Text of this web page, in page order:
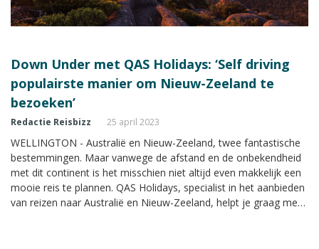
Down Under met QAS Holidays: ‘Self driving
populairste manier om Nieuw-Zeeland te
bezoeken’
Redactie Reisbizz 25 april 2023
WELLINGTON - Australië en Nieuw-Zeeland, twee fantastische
bestemmingen. Maar vanwege de afstand en de onbekendheid
met dit continent is het misschien niet altijd even makkelijk een
mooie reis te plannen. QAS Holidays, specialist in het aanbieden
van reizen naar Australië en Nieuw-Zeeland, helpt je graag met